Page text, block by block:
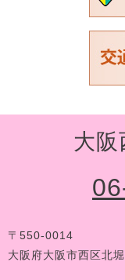
大阪
〒550-0014
大阪府大阪市西区北